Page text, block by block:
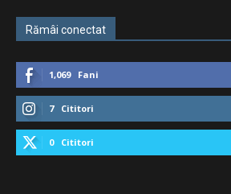
Rămâi conectat
1,069 Fani
7 Cititori
0 Cititori